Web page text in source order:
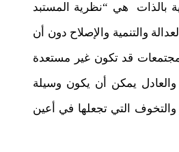
بالذات هي “نظرية المستبد
والتنمية والإصلاح دون أن
قد تكون غير مستعدة
والعادل يمكن أن يكون وسيلة
التي تجعلها في أعين